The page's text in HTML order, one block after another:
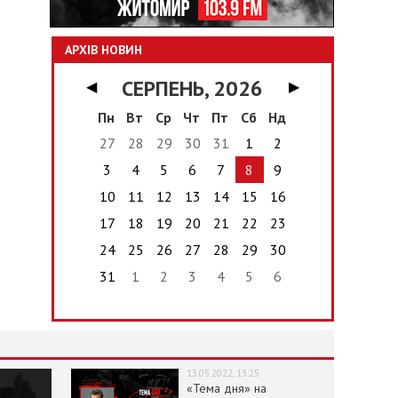
АРХІВ НОВИН
◀ СЕРПЕНЬ, 2026
▶
Пн
Вт Ср Чт Пт Сб
Нд
27
28 29 30 31 1
2
3
4 5 6 7 8
9
10
11 12 13 14 15
16
17
18 19 20 21 22
23
24
25 26 27 28 29
30
31
1 2 3 4 5 6
13.05.2022, 13:25
«Тема дня» на